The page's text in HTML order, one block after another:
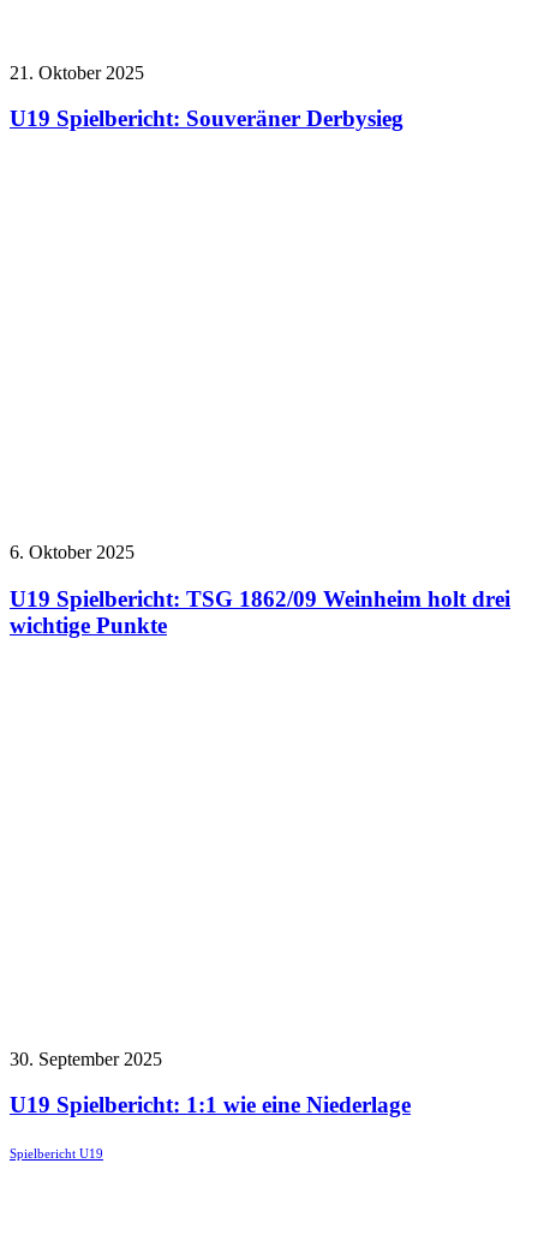
21. Oktober 2025
U19 Spielbericht: Souveräner Derbysieg
6. Oktober 2025
U19 Spielbericht: TSG 1862/09 Weinheim holt drei
wichtige Punkte
30. September 2025
U19 Spielbericht: 1:1 wie eine Niederlage
Spielbericht U19